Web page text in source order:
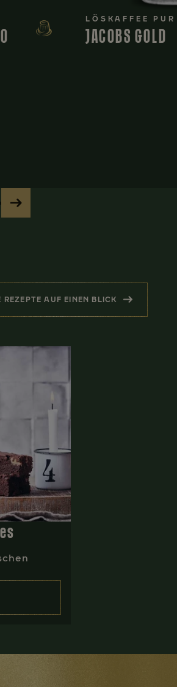
LÖSKAFFEE PUR
JACOBS GOLD
REZEPTE AUF EINEN BLICK